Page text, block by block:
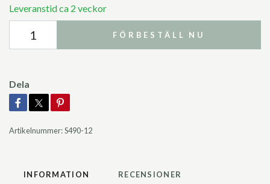
Leveranstid ca 2 veckor
FÖRBESTÄLL NU
Dela
Artikelnummer:S490-12
INFORMATION RECENSIONER